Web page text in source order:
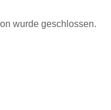
wurde geschlossen.